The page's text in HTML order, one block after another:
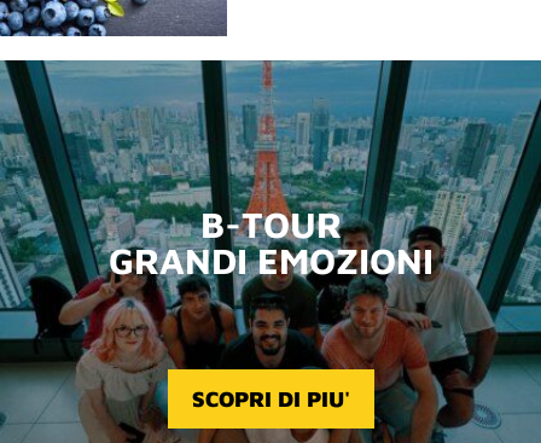
B-TOUR
GRANDI EMOZIONI
SCOPRI DI PIU'